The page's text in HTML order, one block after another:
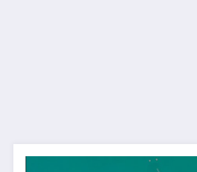
Hyper Scape – Al Via la Stagione 2